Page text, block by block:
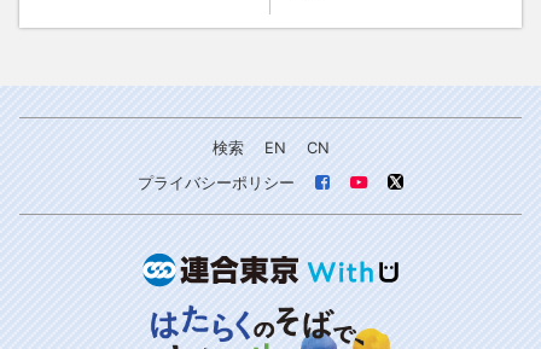
検索 EN
CN
プライバシーポリシー